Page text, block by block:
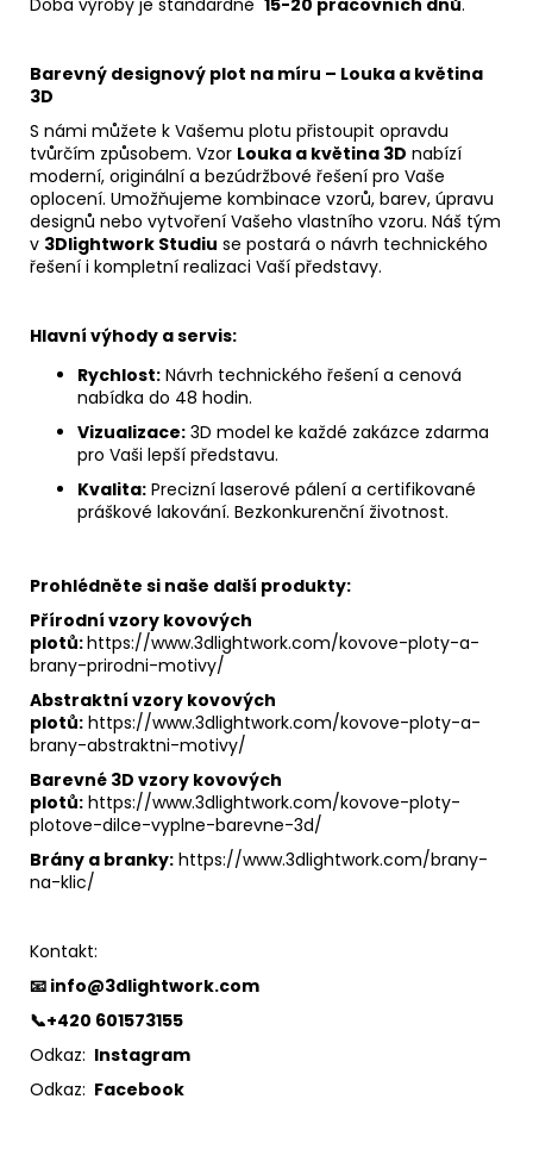
Barevný designový plot na míru – Louka a květina
3D
S námi můžete k Vašemu plotu přistoupit opravdu
tvůrčím způsobem. Vzor Louka a květina 3D nabízí
moderní, originální a bezúdržbové řešení pro Vaše
oplocení. Umožňujeme kombinace vzorů, barev, úpravu
designů nebo vytvoření Vašeho vlastního vzoru. Náš tým
v 3Dlightwork Studiu se postará o návrh technického
řešení i kompletní realizaci Vaší představy.
Hlavní výhody a servis:
Rychlost: Návrh technického řešení a cenová
nabídka do 48 hodin.
Vizualizace: 3D model ke každé zakázce zdarma
pro Vaši lepší představu.
Kvalita: Precizní laserové pálení a certifikované
práškové lakování. Bezkonkurenční životnost.
Prohlédněte si naše další produkty:
Přírodní vzory kovových
plotů:https://www.3dlightwork.com/kovove-ploty-a-
brany-prirodni-motivy/
Abstraktní vzory kovových
plotů: https://www.3dlightwork.com/kovove-ploty-a-
brany-abstraktni-motivy/
Barevné 3D vzory kovových
plotů: https://www.3dlightwork.com/kovove-ploty-
plotove-dilce-vyplne-barevne-3d/
Brány a branky: https://www.3dlightwork.com/brany-
na-klic/
Kontakt:
📧 info@3dlightwork.com
📞+420 601573155
Odkaz: Instagram
Odkaz: Facebook